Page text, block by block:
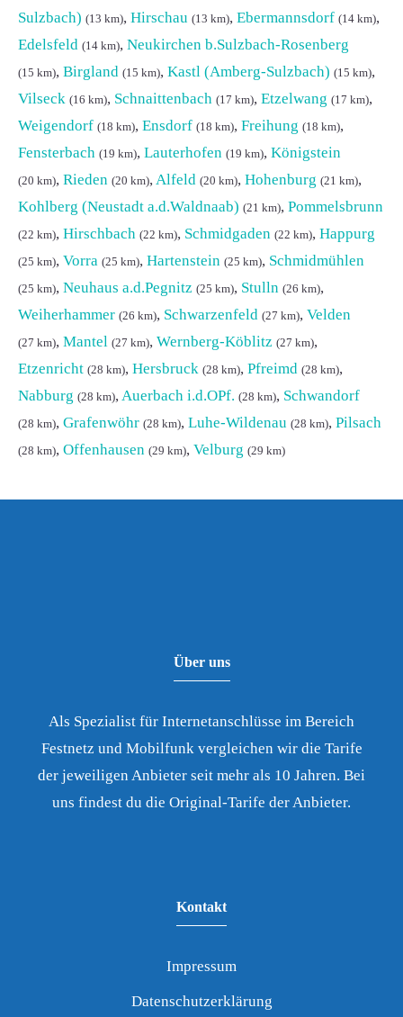
Sulzbach) (13 km), Hirschau (13 km), Ebermannsdorf (14 km),
Edelsfeld (14 km), Neukirchen b.Sulzbach-Rosenberg
(15 km), Birgland (15 km), Kastl (Amberg-Sulzbach) (15 km),
Vilseck (16 km), Schnaittenbach (17 km), Etzelwang (17 km),
Weigendorf (18 km), Ensdorf (18 km), Freihung (18 km),
Fensterbach (19 km), Lauterhofen (19 km), Königstein
(20 km), Rieden (20 km), Alfeld (20 km), Hohenburg (21 km),
Kohlberg (Neustadt a.d.Waldnaab) (21 km), Pommelsbrunn
(22 km), Hirschbach (22 km), Schmidgaden (22 km), Happurg
(25 km), Vorra (25 km), Hartenstein (25 km), Schmidmühlen
(25 km), Neuhaus a.d.Pegnitz (25 km), Stulln (26 km),
Weiherhammer (26 km), Schwarzenfeld (27 km), Velden
(27 km), Mantel (27 km), Wernberg-Köblitz (27 km),
Etzenricht (28 km), Hersbruck (28 km), Pfreimd (28 km),
Nabburg (28 km), Auerbach i.d.OPf. (28 km), Schwandorf
(28 km), Grafenwöhr (28 km), Luhe-Wildenau (28 km), Pilsach
(28 km), Offenhausen (29 km), Velburg (29 km)
Über uns
Als Spezialist für Internetanschlüsse im Bereich
Festnetz und Mobilfunk vergleichen wir die Tarife
der jeweiligen Anbieter seit mehr als 10 Jahren. Bei
uns findest du die Original-Tarife der Anbieter.
Kontakt
Impressum
Datenschutzerklärung